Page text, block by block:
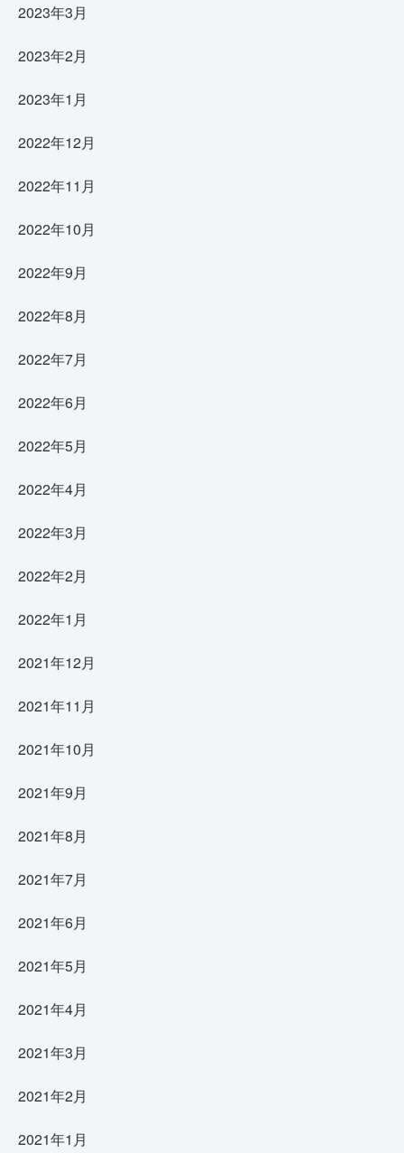
2023年3月
2023年2月
2023年1月
2022年12月
2022年11月
2022年10月
2022年9月
2022年8月
2022年7月
2022年6月
2022年5月
2022年4月
2022年3月
2022年2月
2022年1月
2021年12月
2021年11月
2021年10月
2021年9月
2021年8月
2021年7月
2021年6月
2021年5月
2021年4月
2021年3月
2021年2月
2021年1月